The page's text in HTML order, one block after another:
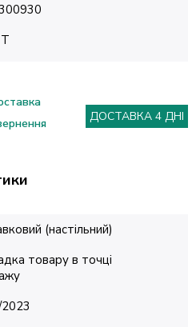
ДОСТАВКА 4 ДНІ
(настільний)
товару в точці